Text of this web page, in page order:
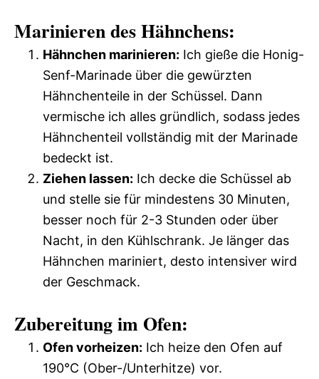
Marinieren des Hähnchens:
Hähnchen marinieren: Ich gieße die Honig-
Senf-Marinade über die gewürzten
Hähnchenteile in der Schüssel. Dann
vermische ich alles gründlich, sodass jedes
Hähnchenteil vollständig mit der Marinade
bedeckt ist.
Ziehen lassen: Ich decke die Schüssel ab
und stelle sie für mindestens 30 Minuten,
besser noch für 2-3 Stunden oder über
Nacht, in den Kühlschrank. Je länger das
Hähnchen mariniert, desto intensiver wird
der Geschmack.
Zubereitung im Ofen:
Ofen vorheizen: Ich heize den Ofen auf
190°C (Ober-/Unterhitze) vor.